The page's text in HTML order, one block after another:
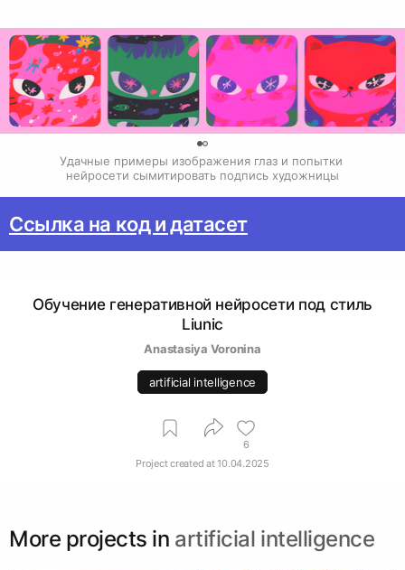
Удачные примеры изображения глаз и попытки
нейросети сымитировать подпись художницы
Ссылка на код и датасет
Обучение генеративной нейросети под стиль
Liuniс
Anastasiya Voronina
artificial intelligence
6
Project created at10.04.2025
More projects in artificial intelligence